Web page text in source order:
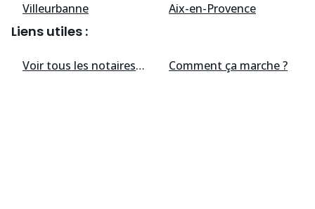
Villeurbanne
Aix-en-Provence
Liens utiles :
Voir tous les notairesdisponiblesComment ça marche ?